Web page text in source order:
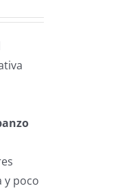
y poco